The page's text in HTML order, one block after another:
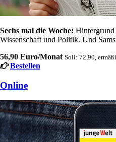
Sechs mal die Woche:
Wissenschaft und Politik. Und
56,90 Euro/Monat Soli: 72,90,
Bestellen
Online